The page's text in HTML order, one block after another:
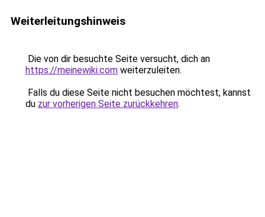
Weiterleitungshinweis
Die von dir besuchte Seite versucht, dich an
https://meinewiki.com weiterzuleiten.
Falls du diese Seite nicht besuchen möchtest, kannst
du zur vorherigen Seite zurückkehren.